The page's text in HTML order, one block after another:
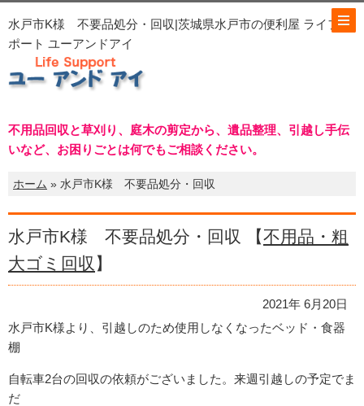
水戸市K様 不要品処分・回収|茨城県水戸市の便利屋 ライフサ
ポート ユーアンドアイ
不用品回収と草刈り、庭木の剪定から、遺品整理、引越し手伝
いなど、お困りごとは何でもご相談ください。
ホーム » 水戸市K様 不要品処分・回収
水戸市K様 不要品処分・回収 【不用品・粗
大ゴミ回収 】
2021年 6月20日
水戸市K様より、引越しのため使用しなくなったベッド・食器
棚
自転車2台の回収の依頼がございました。来週引越しの予定でま
だ